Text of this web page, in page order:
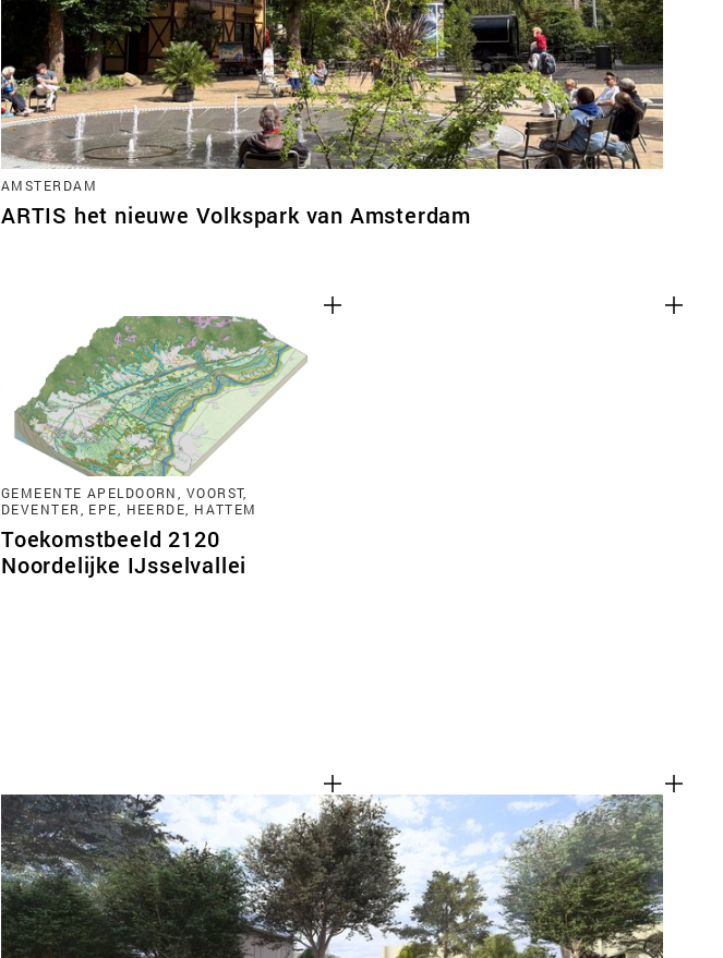
AMSTERDAM
ARTIS het nieuwe Volkspark van Amsterdam
GEMEENTE APELDOORN, VOORST,
DEVENTER, EPE, HEERDE, HATTEM
Toekomstbeeld 2120
Noordelijke IJsselvallei